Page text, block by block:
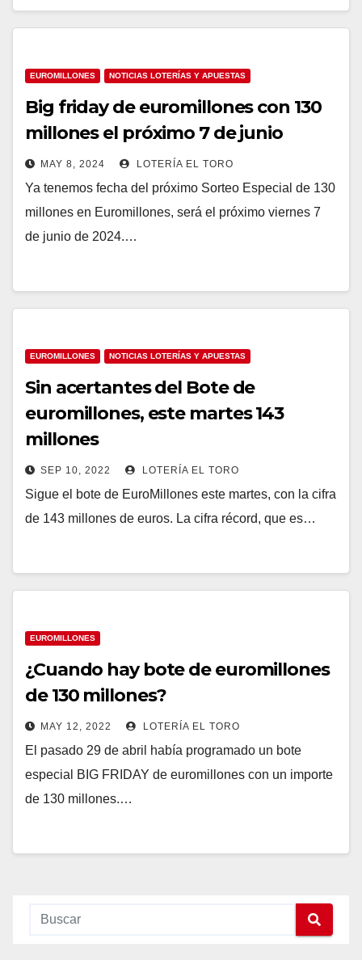
EUROMILLONES NOTICIAS LOTERÍAS Y APUESTAS
Big friday de euromillones con 130
millones el próximo 7 de junio
MAY 8, 2024 LOTERÍA EL TORO
Ya tenemos fecha del próximo Sorteo Especial de 130
millones en Euromillones, será el próximo viernes 7
de junio de 2024.…
EUROMILLONES NOTICIAS LOTERÍAS Y APUESTAS
Sin acertantes del Bote de
euromillones, este martes 143
millones
SEP 10, 2022 LOTERÍA EL TORO
Sigue el bote de EuroMillones este martes, con la cifra
de 143 millones de euros. La cifra récord, que es…
EUROMILLONES
¿Cuando hay bote de euromillones
de 130 millones?
MAY 12, 2022 LOTERÍA EL TORO
El pasado 29 de abril había programado un bote
especial BIG FRIDAY de euromillones con un importe
de 130 millones.…